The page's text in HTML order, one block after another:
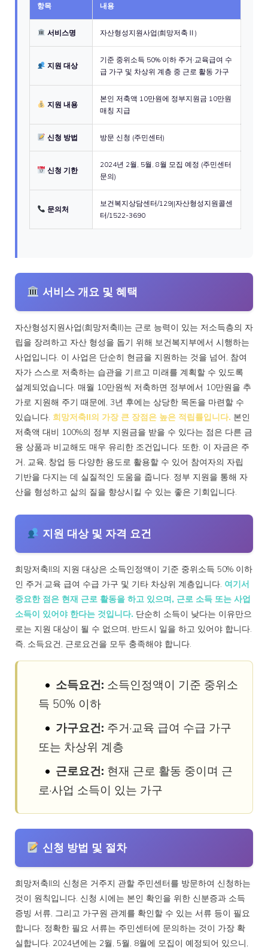
항목 내용
서비스명 자산형성지원사업(희망저축Ⅱ)
지원 대상
기준 중위소득 50% 이하 주거·교육급여 수
급 가구 및 차상위 계층 중 근로 활동 가구
지원 내용
본인 저축액 10만원에 정부지원금 10만원
매칭 지급
신청 방법 방문 신청 (주민센터)
신청 기한
2024년 2월, 5월, 8월 모집 예정 (주민센터
문의)
문의처
보건복지상담센터/129||자산형성지원콜센
터/1522-3690
서비스 개요 및 혜택
자산형성지원사업(희망저축II)는 근로 능력이 있는 저소득층의 자
립을 장려하고 자산 형성을 돕기 위해 보건복지부에서 시행하는
사업입니다. 이 사업은 단순히 현금을 지원하는 것을 넘어, 참여
자가 스스로 저축하는 습관을 기르고 미래를 계획할 수 있도록
설계되었습니다. 매월 10만원씩 저축하면 정부에서 10만원을 추
가로 지원해 주기 때문에, 3년 후에는 상당한 목돈을 마련할 수
있습니다. 희망저축II의 가장 큰 장점은 높은 적립률입니다. 본인
저축액 대비 100%의 정부 지원금을 받을 수 있다는 점은 다른 금
융 상품과 비교해도 매우 유리한 조건입니다. 또한, 이 자금은 주
거, 교육, 창업 등 다양한 용도로 활용할 수 있어 참여자의 자립
기반을 다지는 데 실질적인 도움을 줍니다. 정부 지원을 통해 자
산을 형성하고 삶의 질을 향상시킬 수 있는 좋은 기회입니다.
지원 대상 및 자격 요건
희망저축II의 지원 대상은 소득인정액이 기준 중위소득 50% 이하
인 주거·교육 급여 수급 가구 및 기타 차상위 계층입니다. 여기서
중요한 점은 현재 근로 활동을 하고 있으며, 근로 소득 또는 사업
소득이 있어야 한다는 것입니다. 단순히 소득이 낮다는 이유만으
로는 지원 대상이 될 수 없으며, 반드시 일을 하고 있어야 합니다.
즉, 소득요건, 근로요건을 모두 충족해야 합니다.
소득요건: 소득인정액이 기준 중위소
득 50% 이하
가구요건: 주거·교육 급여 수급 가구
또는 차상위 계층
근로요건: 현재 근로 활동 중이며 근
로·사업 소득이 있는 가구
신청 방법 및 절차
희망저축II의 신청은 거주지 관할 주민센터를 방문하여 신청하는
것이 원칙입니다. 신청 시에는 본인 확인을 위한 신분증과 소득
증빙 서류, 그리고 가구원 관계를 확인할 수 있는 서류 등이 필요
합니다. 정확한 필요 서류는 주민센터에 문의하는 것이 가장 확
실합니다. 2024년에는 2월, 5월, 8월에 모집이 예정되어 있으니,